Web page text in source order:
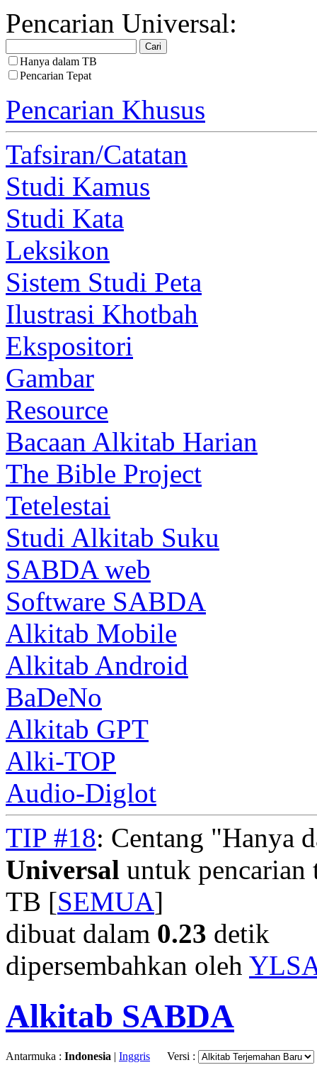
Pencarian Universal:
Hanya dalam TB
Pencarian Tepat
Pencarian Khusus
Tafsiran/Catatan
Studi Kamus
Studi Kata
Leksikon
Sistem Studi Peta
Ilustrasi Khotbah
Ekspositori
Gambar
Resource
Bacaan Alkitab Harian
The Bible Project
Tetelestai
Studi Alkitab Suku
SABDA web
Software SABDA
Alkitab Mobile
Alkitab Android
BaDeNo
Alkitab GPT
Alki-TOP
Audio-Diglot
TIP #18: Centang "Hanya
Universal untuk pencarian
TB [SEMUA]
dibuat dalam 0.23 detik
dipersembahkan oleh
Alkitab SABDA
Antarmuka : Indonesia | Inggris Versi :